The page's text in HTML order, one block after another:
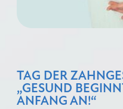
TAG DER
„GESUND
ANFANG AN!“